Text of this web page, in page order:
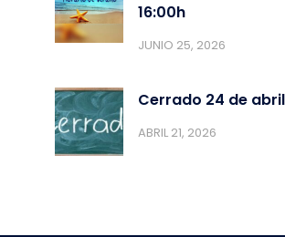
16:00h
JUNIO 25, 2026
Cerrado 24 de abril
ABRIL 21, 2026